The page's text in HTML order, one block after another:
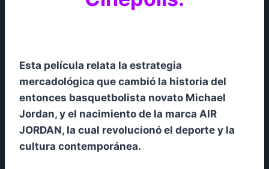
Esta película relata la estrategia
mercadológica que cambió la historia del
entonces basquetbolista novato Michael
Jordan, y el nacimiento de la marca AIR
JORDAN, la cual revolucionó el deporte y la
cultura contemporánea.